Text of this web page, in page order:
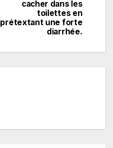
cacher dans les
toilettes en
prétextant une forte
diarrhée.